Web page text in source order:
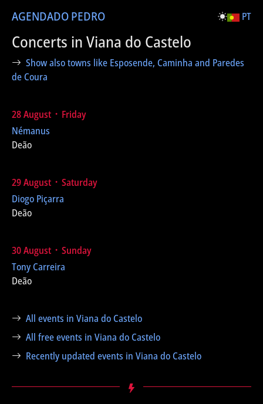
AGENDADO PEDRO PT
Concerts in Viana do Castelo
Show also towns like Esposende, Caminha and Paredes
de Coura
28 August ᛫ Friday
Némanus
Deão
29 August ᛫ Saturday
Diogo Piçarra
Deão
30 August ᛫ Sunday
Tony Carreira
Deão
All events in Viana do Castelo
All free events in Viana do Castelo
Recently updated events in Viana do Castelo